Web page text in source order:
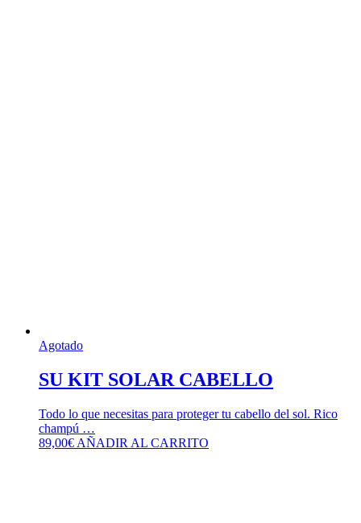
Agotado
SU KIT SOLAR CABELLO
Todo lo que necesitas para proteger tu cabello del sol. Rico
champú …
89,00€ AÑADIR AL CARRITO